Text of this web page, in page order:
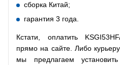
сборка Китай;
гарантия 3 года.
Кстати, оплатить
прямо на сайте. Либо
мы предлагаем